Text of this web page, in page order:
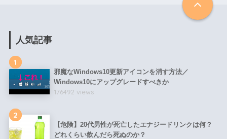
人気記事
1
邪魔なWindows10更新アイコンを消す方法／
Windows10にアップグレードすべきか
176492 views
2
【危険】20代男性が死亡したエナジードリンクは何？
どれくらい飲んだら死ぬのか？